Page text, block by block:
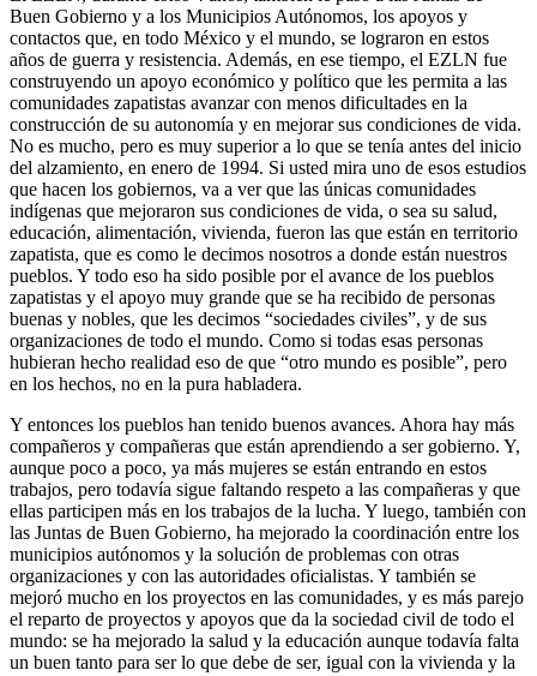
Buen Gobierno y a los Municipios Autónomos, los apoyos y
contactos que, en todo México y el mundo, se lograron en estos
años de guerra y resistencia. Además, en ese tiempo, el EZLN fue
construyendo un apoyo económico y político que les permita a las
comunidades zapatistas avanzar con menos dificultades en la
construcción de su autonomía y en mejorar sus condiciones de vida.
No es mucho, pero es muy superior a lo que se tenía antes del inicio
del alzamiento, en enero de 1994. Si usted mira uno de esos estudios
que hacen los gobiernos, va a ver que las únicas comunidades
indígenas que mejoraron sus condiciones de vida, o sea su salud,
educación, alimentación, vivienda, fueron las que están en territorio
zapatista, que es como le decimos nosotros a donde están nuestros
pueblos. Y todo eso ha sido posible por el avance de los pueblos
zapatistas y el apoyo muy grande que se ha recibido de personas
buenas y nobles, que les decimos “sociedades civiles”, y de sus
organizaciones de todo el mundo. Como si todas esas personas
hubieran hecho realidad eso de que “otro mundo es posible”, pero
en los hechos, no en la pura habladera.
Y entonces los pueblos han tenido buenos avances. Ahora hay más
compañeros y compañeras que están aprendiendo a ser gobierno. Y,
aunque poco a poco, ya más mujeres se están entrando en estos
trabajos, pero todavía sigue faltando respeto a las compañeras y que
ellas participen más en los trabajos de la lucha. Y luego, también con
las Juntas de Buen Gobierno, ha mejorado la coordinación entre los
municipios autónomos y la solución de problemas con otras
organizaciones y con las autoridades oficialistas. Y también se
mejoró mucho en los proyectos en las comunidades, y es más parejo
el reparto de proyectos y apoyos que da la sociedad civil de todo el
mundo: se ha mejorado la salud y la educación aunque todavía falta
un buen tanto para ser lo que debe de ser, igual con la vivienda y la